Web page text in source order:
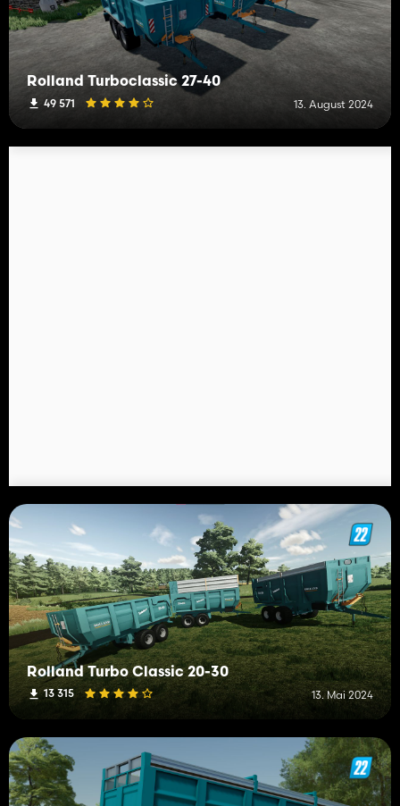
Rolland Turboclassic 27-40
49 571 13. August 2024
Rolland Turbo Classic 20-30
13 315 13. Mai 2024